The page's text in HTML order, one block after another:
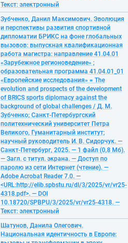
Текст: электронный
Зубченко, Данил Максимович. Эволюция
и перспективы развития спортивной
дипломатии БРИКС на фоне глобальных
вызовов: выпускная квалификационная
работа магистра: направление 41.04.01
«Зарубежное регионоведение» ;
образовательная программа 41.04.01_01
«Европейские исследования» = The
evolution and prospects of the development
of BRICS sports diplomacy against the
background of global challenges / Д. М.
Зубченко; Санкт-Петербургский
политехнический университет Петра
Великого, Гуманитарный институт;
научный руководитель И. В. Сидорчук. —
Санкт-Петербург, 2025. — 1 файл (0,8 Мб).
— Загл. с титул. экрана. — Доступ по
паролю из сети Интернет (чтение). —
Adobe Acrobat Reader 7.0. —
<URL:http://elib.spbstu.ru/dl/3/2025/vr/vr25-
4318.pdf>. — DOI
10.18720/SPBPU/3/2025/vr/vr25-4318. —
Текст: электронный
Шатунов, Данила Олегович.
Национальная идентичность в Европе: